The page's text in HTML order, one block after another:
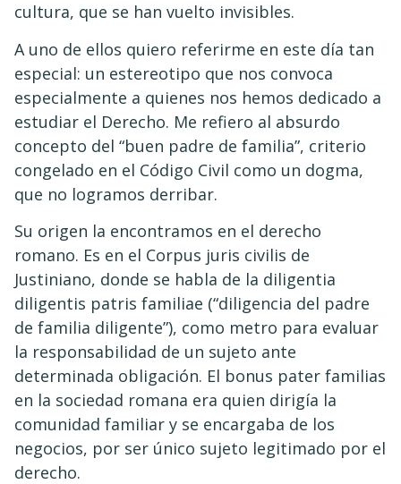
cultura, que se han vuelto invisibles.
A uno de ellos quiero referirme en este día tan
especial: un estereotipo que nos convoca
especialmente a quienes nos hemos dedicado a
estudiar el Derecho. Me refiero al absurdo
concepto del “buen padre de familia”, criterio
congelado en el Código Civil como un dogma,
que no logramos derribar.
Su origen la encontramos en el derecho
romano. Es en el Corpus juris civilis de
Justiniano, donde se habla de la diligentia
diligentis patris familiae (“diligencia del padre
de familia diligente”), como metro para evaluar
la responsabilidad de un sujeto ante
determinada obligación. El bonus pater familias
en la sociedad romana era quien dirigía la
comunidad familiar y se encargaba de los
negocios, por ser único sujeto legitimado por el
derecho.